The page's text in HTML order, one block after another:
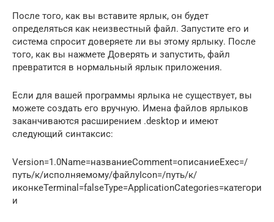
После того, как вы вставите ярлык, он будет
определяться как неизвестный файл. Запустите его и
система спросит доверяете ли вы этому ярлыку. После
того, как вы нажмете Доверять и запустить, файл
превратится в нормальный ярлык приложения.
Если для вашей программы ярлыка не существует, вы
можете создать его вручную. Имена файлов ярлыков
заканчиваются расширением .desktop и имеют
следующий синтаксис:
Version=1.0Name=названиеComment=описаниеExec=/
путь/к/исполняемому/файлуIcon=/путь/к/
иконкеTerminal=falseType=ApplicationCategories=категори
и